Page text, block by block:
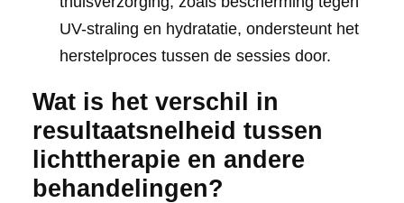
UV-straling en hydratatie, ondersteunt het
herstelproces tussen de sessies door.
Wat is het verschil in
resultaatsnelheid tussen
lichttherapie en andere
behandelingen?